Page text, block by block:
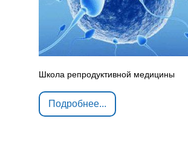
Школа репродуктивной медицины
Подробнее...